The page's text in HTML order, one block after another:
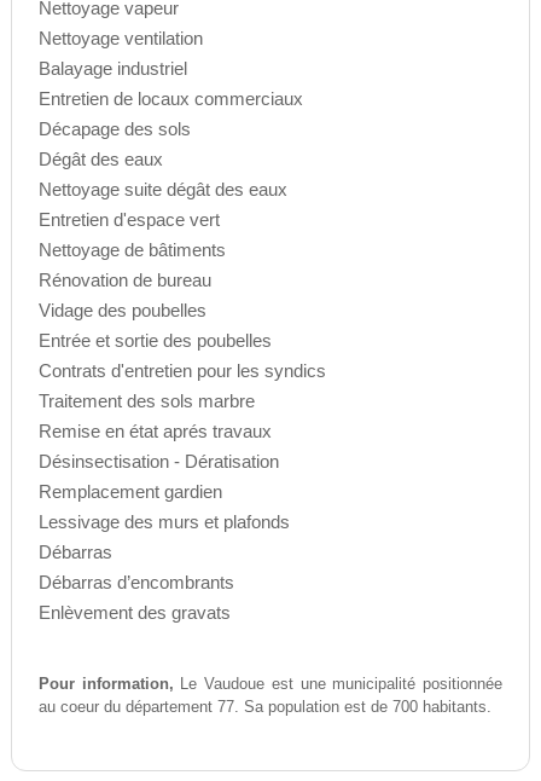
Nettoyage vapeur
Nettoyage ventilation
Balayage industriel
Entretien de locaux commerciaux
Décapage des sols
Dégât des eaux
Nettoyage suite dégât des eaux
Entretien d'espace vert
Nettoyage de bâtiments
Rénovation de bureau
Vidage des poubelles
Entrée et sortie des poubelles
Contrats d'entretien pour les syndics
Traitement des sols marbre
Remise en état aprés travaux
Désinsectisation - Dératisation
Remplacement gardien
Lessivage des murs et plafonds
Débarras
Débarras d’encombrants
Enlèvement des gravats
Pour information, Le Vaudoue est une municipalité positionnée
au coeur du département 77. Sa population est de 700 habitants.